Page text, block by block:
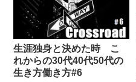
生涯独身と決めた時 こ
れからの30代40代50代の
生き方働き方#6